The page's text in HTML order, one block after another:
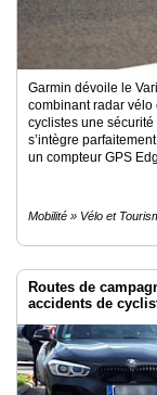
Garmin dévoile le
combinant radar vélo
cyclistes une
s’intègre
un compteur GPS
Mobilité » Vélo et
Routes de
accidents de